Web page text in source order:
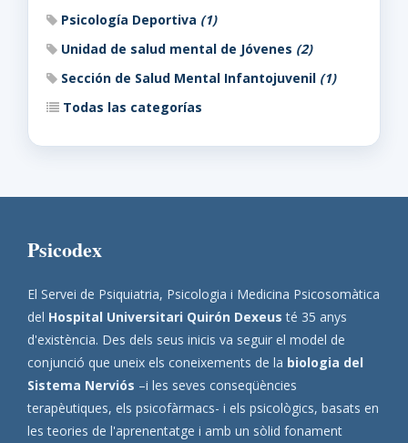
Psicología Deportiva (1)
Unidad de salud mental de Jóvenes (2)
Sección de Salud Mental Infantojuvenil (1)
Todas las categorías
Psicodex
El Servei de Psiquiatria, Psicologia i Medicina Psicosomàtica
del Hospital Universitari Quirón Dexeus té 35 anys
d'existència. Des dels seus inicis va seguir el model de
conjunció que uneix els coneixements de la biologia del
Sistema Nerviós –i les seves conseqüències
terapèutiques, els psicofàrmacs- i els psicològics, basats en
les teories de l'aprenentatge i amb un sòlid fonament